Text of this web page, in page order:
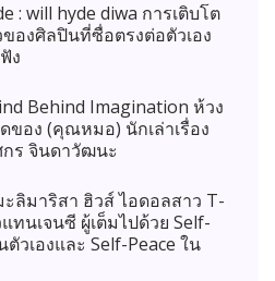
: will hyde diwa การเติบโต
ของศิลปินที่ซื่อตรงต่อตัวเอง
ง
Behind Imagination ห้วง
ของ (คุณหมอ) นักเล่าเรื่อง
ร จินดาวัฒนะ
ลิมาริสา ฮิวส์ ไอดอลสาว T-
ทนเจนซี ผู้เต็มไปด้วย Self-
ตัวเองและ Self-Peace ใน